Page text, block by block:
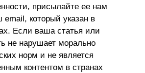
присылайте ее нам
email, который указан в
Если ваша статья или
не нарушает морально
норм и не является
контентом в странах